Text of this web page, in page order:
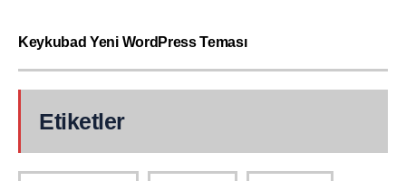
Keykubad Yeni WordPress Teması
Etiketler